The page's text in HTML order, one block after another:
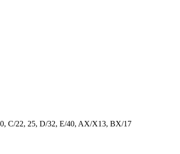
C/22, 25, D/32, E/40, AX/X13, BX/17